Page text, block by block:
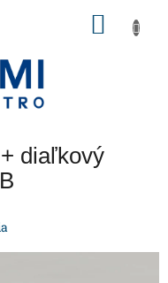
diaľkový